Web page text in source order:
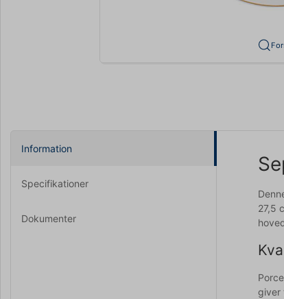
Information
Specifikationer
Dokumenter
27,5
giver